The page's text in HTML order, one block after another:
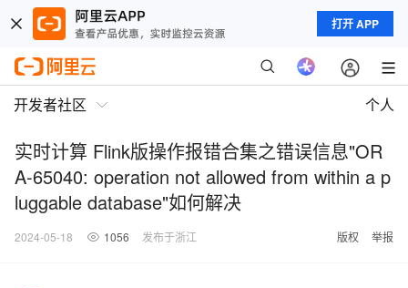
打开 APP
开发者社区 个人
实时计算 Flink版操作报错合集之错误信息"OR
A-65040: operation not allowed from within a p
luggable database"如何解决
2024-05-18 1056 发布于浙江 版权 举报